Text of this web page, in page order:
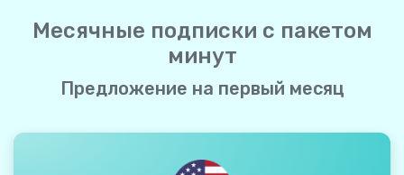
Месячные подписки с пакетом
минут
Предложение на первый месяц